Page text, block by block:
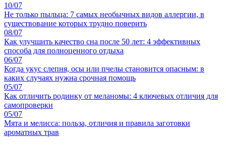
10/07
Не только пыльца: 7 самых необычных видов аллергии, в
существование которых трудно поверить
08/07
Как улучшить качество сна после 50 лет: 4 эффективных
способа для полноценного отдыха
06/07
Когда укус слепня, осы или пчелы становится опасным: в
каких случаях нужна срочная помощь
05/07
Как отличить родинку от меланомы: 4 ключевых отличия для
самопроверки
05/07
Мята и мелисса: польза, отличия и правила заготовки
ароматных трав